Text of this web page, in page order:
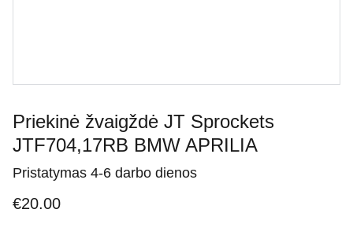
Priekinė žvaigždė JT Sprockets
JTF704,17RB BMW APRILIA
Pristatymas 4-6 darbo dienos
€20.00